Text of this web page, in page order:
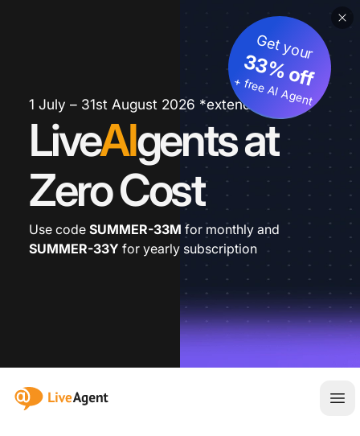
1 July – 31st August 2026 *extended
LiveAIgents at
Zero Cost
Get your
33% off
+ free AI Agent
Use code SUMMER-33M for monthly and
SUMMER-33Y for yearly subscription
:site.title